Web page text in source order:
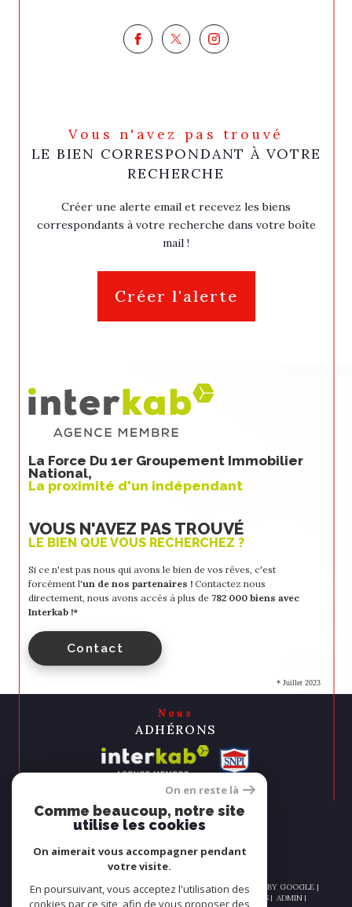
Vous n'avez pas trouvé
LE BIEN CORRESPONDANT À VOTRE
RECHERCHE
Créer une alerte email et recevez les biens
correspondants à votre recherche dans votre boîte
mail !
Créer l'alerte
La Force Du 1er Groupement Immobilier
National,
La proximité d'un indépendant
VOUS N'AVEZ PAS TROUVÉ
LE BIEN QUE VOUS RECHERCHEZ ?
Si ce n'est pas nous qui avons le bien de vos rêves, c'est
forcément l'un de nos partenaires ! Contactez nous
directement, nous avons accès à plus de 782 000 biens avec
Interkab !*
Contact
* Juillet 2023
Nous
ADHÉRONS
© 2026 | TOUS DROITS RÉSERVÉS | TRADUCTION POWERED BY GOOGLE |
NOS HONORAIRES
PLAN DU SITE MENTIONS LÉGALES
ADMIN
On en reste là
Comme beaucoup, notre site
utilise les cookies
On aimerait vous accompagner pendant
votre visite.
En poursuivant, vous acceptez l'utilisation des
cookies par ce site, afin de vous proposer des